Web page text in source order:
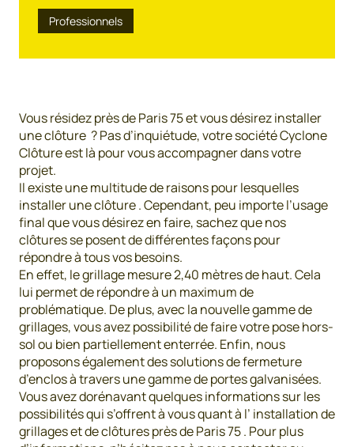
Professionnels
Vous résidez près de Paris 75 et vous désirez installer
une clôture ? Pas d’inquiétude, votre société Cyclone
Clôture est là pour vous accompagner dans votre
projet.
Il existe une multitude de raisons pour lesquelles
installer une clôture . Cependant, peu importe l’usage
final que vous désirez en faire, sachez que nos
clôtures se posent de différentes façons pour
répondre à tous vos besoins.
En effet, le grillage mesure 2,40 mètres de haut. Cela
lui permet de répondre à un maximum de
problématique. De plus, avec la nouvelle gamme de
grillages, vous avez possibilité de faire votre pose hors-
sol ou bien partiellement enterrée. Enfin, nous
proposons également des solutions de fermeture
d’enclos à travers une gamme de portes galvanisées.
Vous avez dorénavant quelques informations sur les
possibilités qui s’offrent à vous quant à l’ installation de
grillages et de clôtures près de Paris 75 . Pour plus